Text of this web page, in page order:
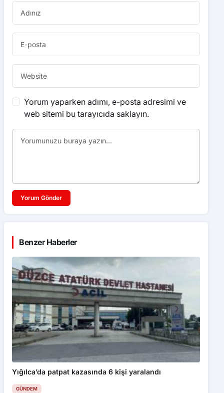
Yorum yaparken adımı, e-posta adresimi ve
web sitemi bu tarayıcıda saklayın.
Yorum Gönder
Benzer Haberler
Yığılca’da patpat kazasında 6 kişi yaralandı
GÜNDEM